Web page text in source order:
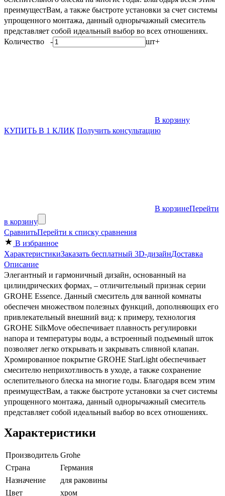
преимущестВам, а также быстроте установки за счет системы
упрощенного монтажа, данный однорычажный смеситель
представляет собой идеальный выбор во всех отношениях.
Количество - шт+
В корзину
КУПИТЬ В 1 КЛИК Получить консультацию
В корзинеПерейти
в корзину
СравнитьПерейти к списку сравнения
В избранное
ХарактеристикиЗаказать бесплатный 3D-дизайнДоставка
Описание
Элегантный и гармоничный дизайн, основанный на
цилиндрических формах, – отличительный признак серии
GROHE Essence. Данный смеситель для ванной комнаты
обеспечен множеством полезных функций, дополняющих его
привлекательный внешний вид: к примеру, технология
GROHE SilkMove обеспечивает плавность регулировки
напора и температуры воды, а встроенный подъемный шток
позволяет легко открывать и закрывать сливной клапан.
Хромированное покрытие GROHE StarLight обеспечивает
смесителю неприхотливость в уходе, а также сохранение
ослепительного блеска на многие годы. Благодаря всем этим
преимущестВам, а также быстроте установки за счет системы
упрощенного монтажа, данный однорычажный смеситель
представляет собой идеальный выбор во всех отношениях.
Характеристики
Производитель Grohe
Страна
Германия
Назначение
для раковины
Цвет
хром